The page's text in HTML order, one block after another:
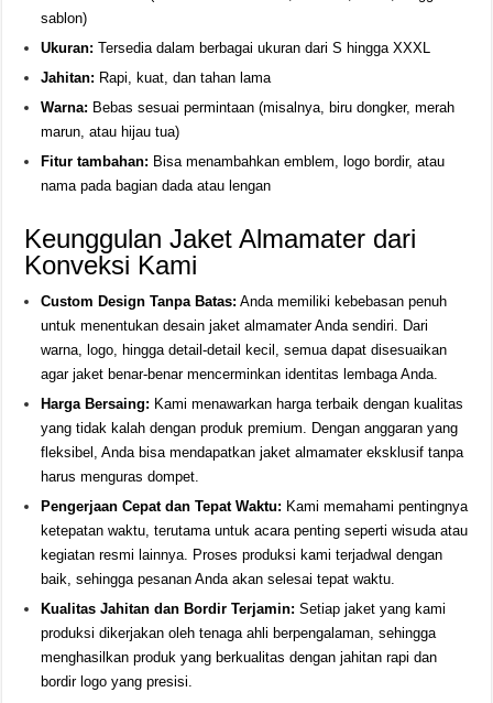
sablon)
Ukuran: Tersedia dalam berbagai ukuran dari S hingga XXXL
Jahitan: Rapi, kuat, dan tahan lama
Warna: Bebas sesuai permintaan (misalnya, biru dongker, merah
marun, atau hijau tua)
Fitur tambahan: Bisa menambahkan emblem, logo bordir, atau
nama pada bagian dada atau lengan
Keunggulan Jaket Almamater dari
Konveksi Kami
Custom Design Tanpa Batas: Anda memiliki kebebasan penuh
untuk menentukan desain jaket almamater Anda sendiri. Dari
warna, logo, hingga detail-detail kecil, semua dapat disesuaikan
agar jaket benar-benar mencerminkan identitas lembaga Anda.
Harga Bersaing: Kami menawarkan harga terbaik dengan kualitas
yang tidak kalah dengan produk premium. Dengan anggaran yang
fleksibel, Anda bisa mendapatkan jaket almamater eksklusif tanpa
harus menguras dompet.
Pengerjaan Cepat dan Tepat Waktu: Kami memahami pentingnya
ketepatan waktu, terutama untuk acara penting seperti wisuda atau
kegiatan resmi lainnya. Proses produksi kami terjadwal dengan
baik, sehingga pesanan Anda akan selesai tepat waktu.
Kualitas Jahitan dan Bordir Terjamin: Setiap jaket yang kami
produksi dikerjakan oleh tenaga ahli berpengalaman, sehingga
menghasilkan produk yang berkualitas dengan jahitan rapi dan
bordir logo yang presisi.